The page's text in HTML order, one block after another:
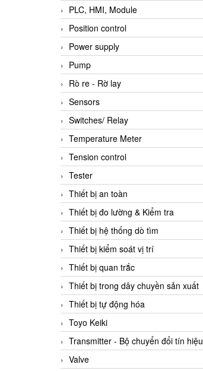
PLC, HMI, Module
Position control
Power supply
Pump
Rò re - Rờ lay
Sensors
Switches/ Relay
Temperature Meter
Tension control
Tester
Thiết bị an toàn
Thiết bị đo lường & Kiểm tra
Thiết bị hệ thống dò tìm
Thiết bị kiểm soát vị trí
Thiết bị quan trắc
Thiết bị trong dây chuyền sản xuất
Thiết bị tự động hóa
Toyo Keiki
Transmitter - Bộ chuyển đổi tín hiệu
Valve